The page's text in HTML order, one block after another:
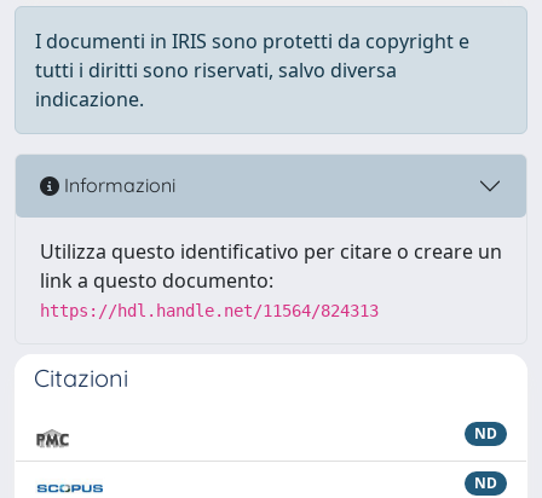
I documenti in IRIS sono protetti da copyright e
tutti i diritti sono riservati, salvo diversa
indicazione.
Informazioni
Utilizza questo identificativo per citare o creare un
link a questo documento:
https://hdl.handle.net/11564/824313
Citazioni
ND
ND